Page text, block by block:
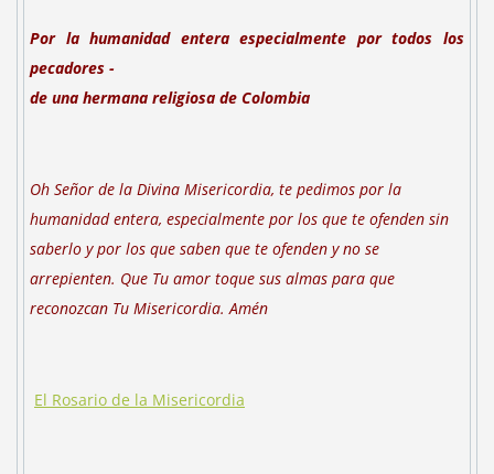
Por la humanidad entera especialmente por todos los
pecadores -
de una hermana religiosa de Colombia
Oh Señor de la Divina Misericordia, te pedimos por la
humanidad entera, especialmente por los que te ofenden sin
saberlo y por los que saben que te ofenden y no se
arrepienten. Que Tu amor toque sus almas para que
reconozcan Tu Misericordia. Amén
El Rosario de la Misericordia